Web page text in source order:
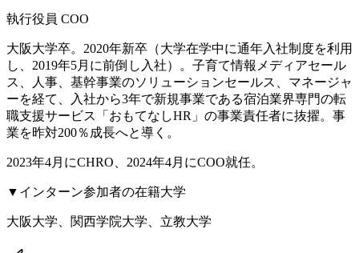
執行役員 COO
大阪大学卒。2020年新卒（大学在学中に通年入社制度を利用
し、2019年5月に前倒し入社）。子育て情報メディアセール
ス、人事、基幹事業のソリューションセールス、マネージャ
ーを経て、入社から3年で新規事業である宿泊業界専門の転
職支援サービス「おもてなしHR」の事業責任者に抜擢。事
業を昨対200％成長へと導く。
2023年4月にCHRO、2024年4月にCOO就任。
▼インターン参加者の在籍大学
大阪大学、関西学院大学、立教大学